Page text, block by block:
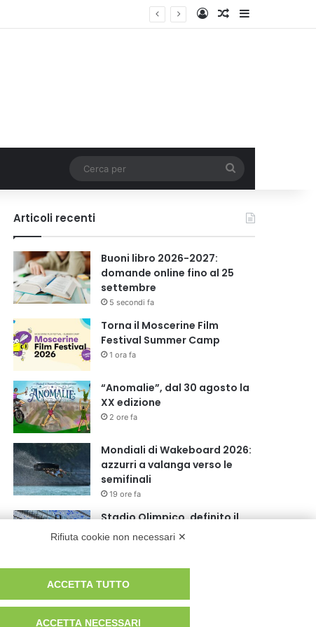
AccediUn articolo a
per
Articoli recenti
Buoni libro 2026-2027:
domande online fino al 25
settembre
5 secondi fa
Torna il Moscerine Film
Festival Summer Camp
1 ora fa
“Anomalie”, dal 30 agosto la
XX edizione
2 ore fa
Mondiali di Wakeboard 2026:
azzurri a valanga verso le
semifinali
19 ore fa
Stadio Olimpico, definito il
piano mobilità 2026-27
Rapporto OsMed 2025
1 giorno fa
Rifiuta cookie non necessari ✕
ACCETTA TUTTO
ACCETTA NECESSARI